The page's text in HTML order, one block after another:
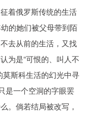
着俄罗斯传统的生活
的她们被父母带到陌
去从前的生活，又找
为是“可恨的、叫人不
莫斯科生活的幻光中寻
是一个空洞的字眼罢
。倘若结局被改写，